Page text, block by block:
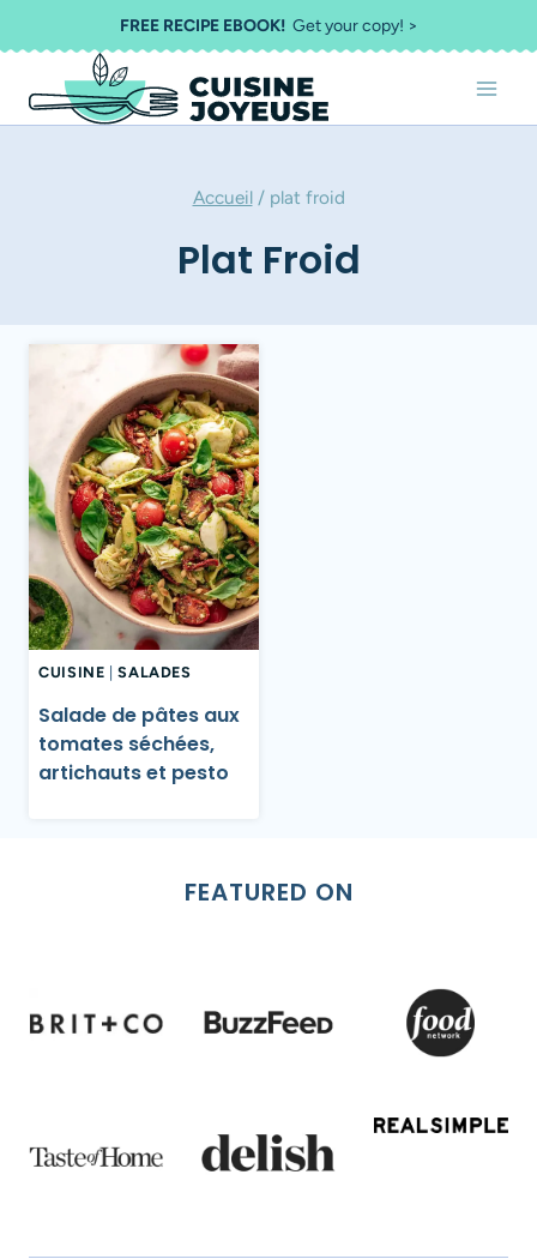
au
contenu
FREE RECIPE EBOOK!Get your copy! >
Accueil / plat froid
Plat Froid
CUISINE |SALADES
Salade de pâtes aux
tomates séchées,
artichauts et pesto
FEATURED ON